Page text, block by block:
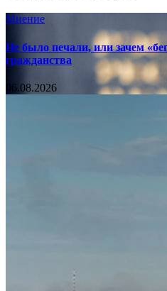
Мнение
Не было печали, или зачем
гражданства
06.08.2026